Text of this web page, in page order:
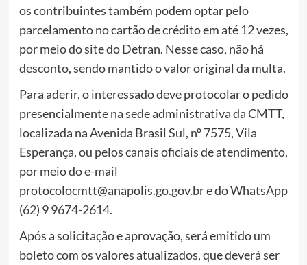
os contribuintes também podem optar pelo
parcelamento no cartão de crédito em até 12 vezes,
por meio do site do Detran. Nesse caso, não há
desconto, sendo mantido o valor original da multa.
Para aderir, o interessado deve protocolar o pedido
presencialmente na sede administrativa da CMTT,
localizada na Avenida Brasil Sul, nº 7575, Vila
Esperança, ou pelos canais oficiais de atendimento,
por meio do e-mail
protocolocmtt@anapolis.go.gov.br e do WhatsApp
(62) 9 9674-2614.
Após a solicitação e aprovação, será emitido um
boleto com os valores atualizados, que deverá ser